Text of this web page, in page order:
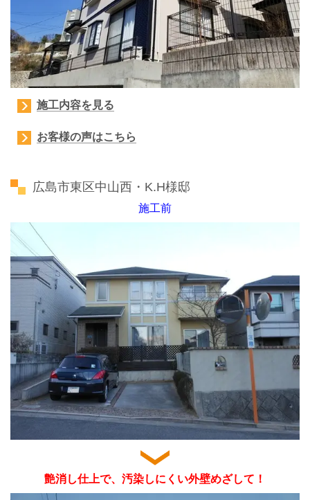
施工内容を見る
お客様の声はこちら
広島市東区中山西・K.H様邸
施工前
艶消し仕上で、汚染しにくい外壁めざして！